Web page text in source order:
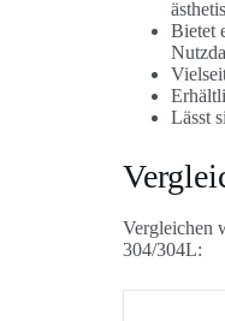
Bietet
Lässt
Vergleichen
304/304L: